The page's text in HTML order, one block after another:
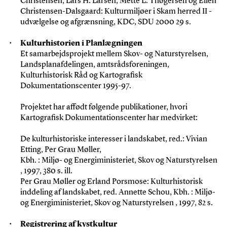
Christensen-Dalsgaard: Kulturmiljøer i Skam herred II -
udvælgelse og afgrænsning, KDC, SDU 2000 29 s.
Kulturhistorien i Planlægningen
Et samarbejdsprojekt mellem Skov- og Naturstyrelsen,
Landsplanafdelingen, amtsrådsforeningen,
Kulturhistorisk Råd og Kartografisk
Dokumentationscenter 1995-97.
Projektet har affødt følgende publikationer, hvori
Kartografisk Dokumentationscenter har medvirket:
De kulturhistoriske interesser i landskabet, red.: Vivian
Etting, Per Grau Møller,
Kbh. : Miljø- og Energiministeriet, Skov og Naturstyrelsen
, 1997, 380 s. ill.
Per Grau Møller og Erland Porsmose: Kulturhistorisk
inddeling af landskabet, red. Annette Schou, Kbh. : Miljø-
og Energiministeriet, Skov og Naturstyrelsen , 1997, 82 s.
Registrering af kystkultur